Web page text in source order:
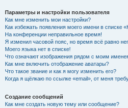
Параметры и настройки пользователя
Как мне изменить мои настройки?
Как избежать появления моего имени в списке
На конференции неправильное время!
Я изменил часовой пояс, но время всё равно
Моего языка нет в списке!
Что означают изображения рядом с моим
Как мне включить отображение аватары?
Что такое звание и как я могу изменить его?
Когда я щёлкаю по ссылке «email», от меня
Создание сообщений
Как мне создать новую тему или сообщение?